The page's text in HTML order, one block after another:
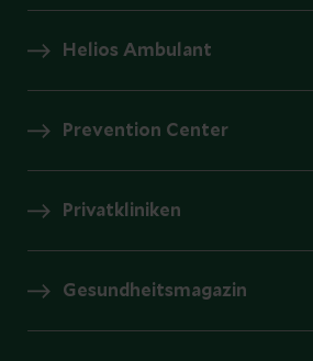
Helios Ambulant
Prevention Center
Privatkliniken
Gesundheitsmagazin